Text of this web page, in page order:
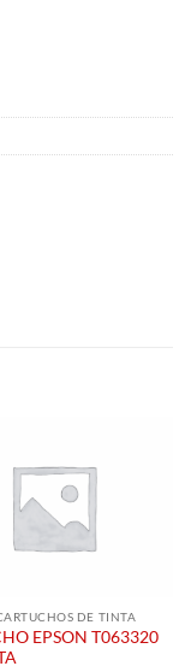
DE TINTA
EPSON T063320